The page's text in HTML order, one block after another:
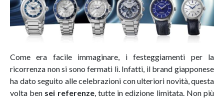
Come era facile immaginare, i festeggiamenti per la
ricorrenza non si sono fermati lì. Infatti, il brand giapponese
ha dato seguito alle celebrazioni con ulteriori novità, questa
volta ben sei referenze, tutte in edizione limitata. Non più